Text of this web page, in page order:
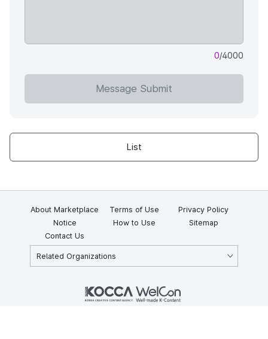
0/4000
Message Submit
List
About Marketplace Terms of Use
Privacy Policy
Notice
How to Use
Sitemap
Contact Us
Related Organizations